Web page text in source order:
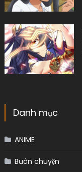
Danh mục
ANIME
Buôn chuyện